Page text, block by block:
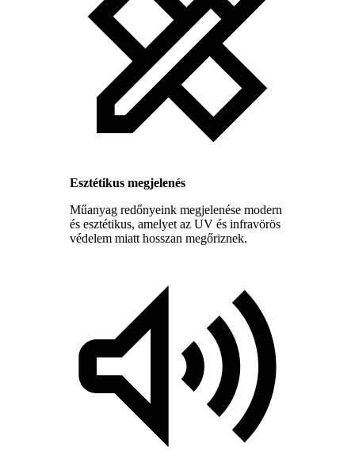
Esztétikus megjelenés
Műanyag redőnyeink megjelenése modern
és esztétikus, amelyet az UV és infravörös
védelem miatt hosszan megőriznek.